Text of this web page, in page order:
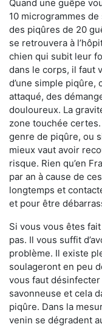
Quand une guêpe
10 microgrammes
des piqûres de 20
se retrouvera à
chien qui subit leur
dans le corps, il faut
d’une simple piqûre,
attaqué, des
douloureux. La
zone touchée
genre de piqûre, ou
mieux vaut avoir
risque. Rien qu’en
par an à cause de
longtemps et
et pour être
Si vous vous êtes
pas. Il vous suffit
problème. Il existe
soulageront en peu
vous faut désinfecter
savonneuse et cela
piqûre. Dans la
venin se dégradent